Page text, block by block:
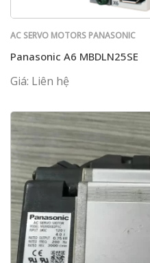
AC SERVO MOTORS PANASONIC
Panasonic A6 MBDLN25SE
Giá: Liên hệ